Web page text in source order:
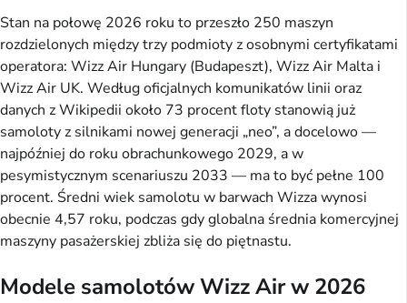
Stan na połowę 2026 roku to przeszło 250 maszyn
rozdzielonych między trzy podmioty z osobnymi certyfikatami
operatora: Wizz Air Hungary (Budapeszt), Wizz Air Malta i
Wizz Air UK. Według oficjalnych komunikatów linii oraz
danych z Wikipedii około 73 procent floty stanowią już
samoloty z silnikami nowej generacji „neo”, a docelowo —
najpóźniej do roku obrachunkowego 2029, a w
pesymistycznym scenariuszu 2033 — ma to być pełne 100
procent. Średni wiek samolotu w barwach Wizza wynosi
obecnie 4,57 roku, podczas gdy globalna średnia komercyjnej
maszyny pasażerskiej zbliża się do piętnastu.
Modele samolotów Wizz Air w 2026